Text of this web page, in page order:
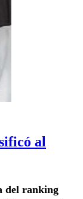
al
del ranking